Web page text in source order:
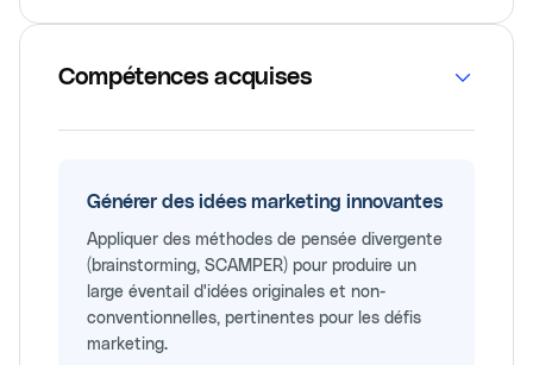
Compétences acquises
Générer des idées marketing innovantes
Appliquer des méthodes de pensée divergente
(brainstorming, SCAMPER) pour produire un
large éventail d'idées originales et non-
conventionnelles, pertinentes pour les défis
marketing.